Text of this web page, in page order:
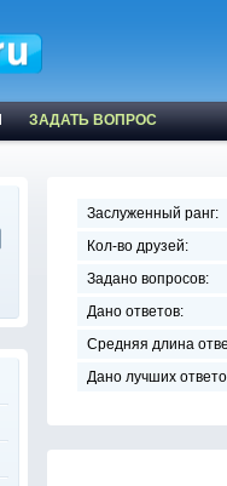
ЗАДАТЬ ВОПРОС
Заслуженный ранг:
Кол-во друзей:
Задано вопросов:
Дано ответов:
Средняя длина
Дано лучших